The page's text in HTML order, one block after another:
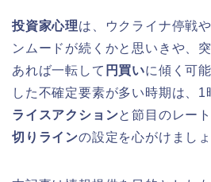
投資家心理は、ウクライナ停戦
ンムードが続くかと思いきや、
あれば一転して 円買いに傾く可
した不確定要素が多い時期は、
ライスアクションと節目のレー
切りラインの設定を心がけましょ